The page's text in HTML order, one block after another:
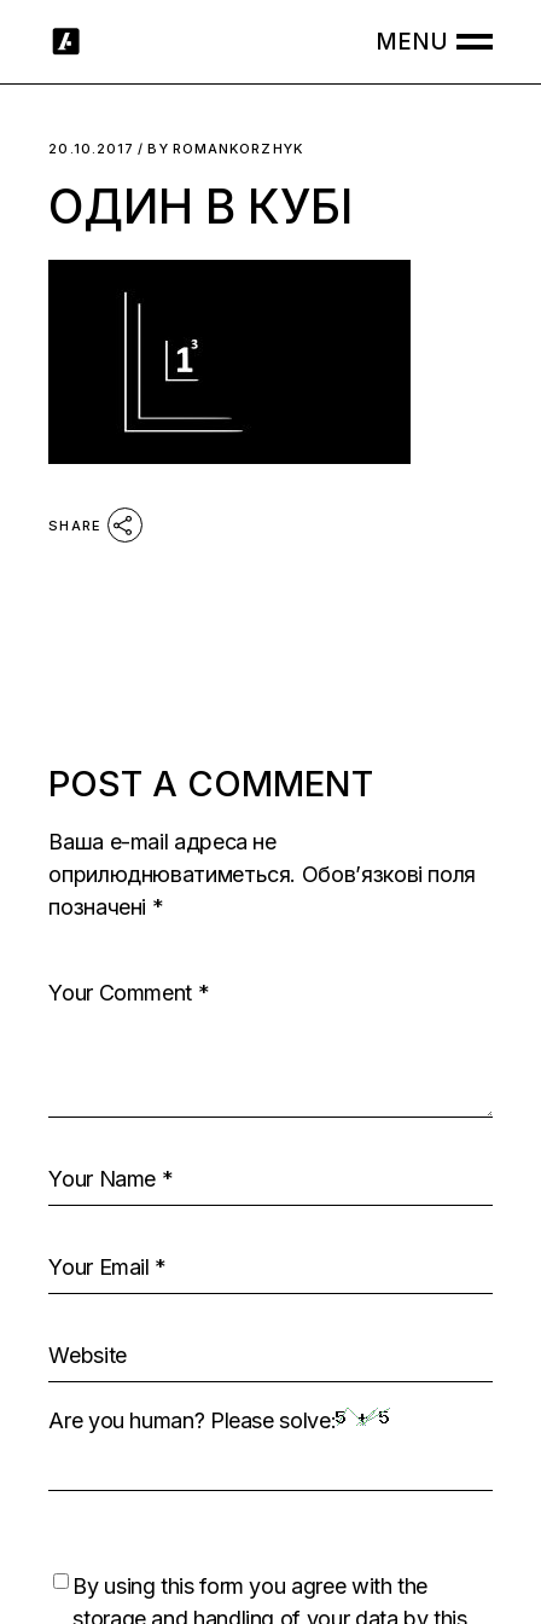
20.10.2017 BY ROMANKORZHYK
ОДИН В КУБІ
SHARE
POST A COMMENT
Ваша e-mail адреса не
оприлюднюватиметься. Обов’язкові поля
позначені *
Are you human? Please solve:
By using this form you agree with the
storage and handling of your data by this